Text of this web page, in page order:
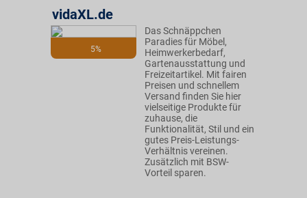
5%
vidaXL.de
Das Schnäppchen
Paradies für Möbel,
Heimwerkerbedarf,
Gartenausstattung und
Freizeitartikel. Mit fairen
Preisen und schnellem
Versand finden Sie hier
vielseitige Produkte für
zuhause, die
Funktionalität, Stil und ein
gutes Preis-Leistungs-
Verhältnis vereinen.
Zusätzlich mit BSW-
Vorteil sparen.